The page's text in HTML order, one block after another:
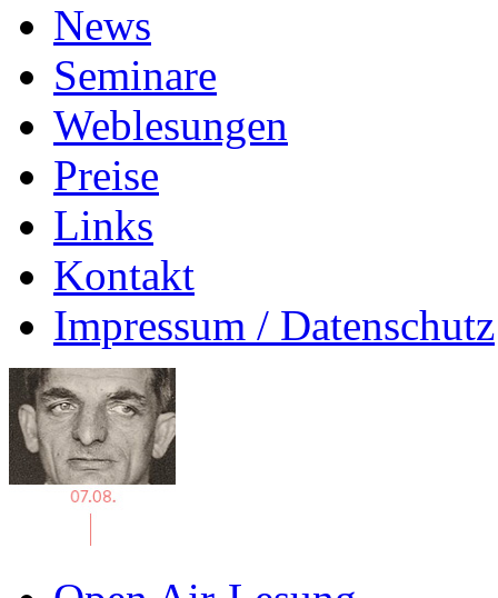
News
Seminare
Weblesungen
Preise
Links
Kontakt
Impressum / Datenschutz